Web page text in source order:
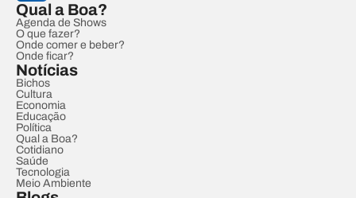
Qual a Boa?
Agenda de Shows
O que fazer?
Onde comer e beber?
Onde ficar?
Notícias
Bichos
Cultura
Economia
Educação
Política
Qual a Boa?
Cotidiano
Saúde
Tecnologia
Meio Ambiente